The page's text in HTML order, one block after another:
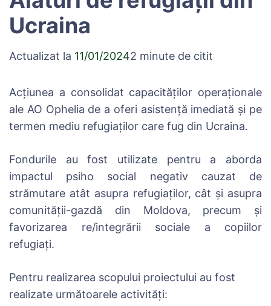
Ucraina
Actualizat la 11/01/20242 minute de citit
Acțiunea a consolidat capacităților operaționale
ale AO Ophelia de a oferi asistență imediată şi pe
termen mediu refugiaților care fug din Ucraina.
Fondurile au fost utilizate pentru a aborda
impactul psiho social negativ cauzat de
strămutare atât asupra refugiaților, cât şi asupra
comunității-gazdă din Moldova, precum și
favorizarea re/integrării sociale a copiilor
refugiați.
Pentru realizarea scopului proiectului au fost
realizate următoarele activități: